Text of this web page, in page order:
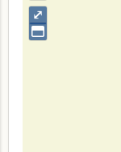
⤢